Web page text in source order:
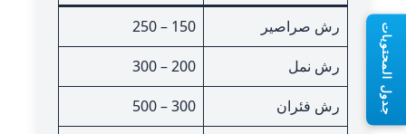
رش صراصير
150 – 250
رش نمل
200 – 300
رش فئران
300 – 500
جدول المحتويات